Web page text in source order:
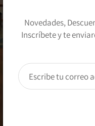
Novedades,
Inscríbete y te